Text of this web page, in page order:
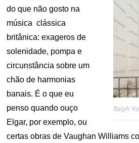
Ralph
do que não gosto na
música clássica
britânica: exageros de
solenidade, pompa e
circunstância sobre um
chão de harmonias
banais. É o que eu
penso quando ouço
Elgar, por exemplo, ou
certas obras de Vaughan Williams